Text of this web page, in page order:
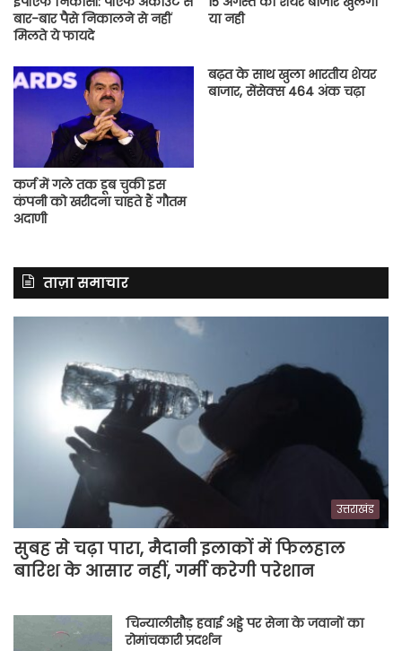
बार-बार पैसे निकालने से नहीं
मिलते ये फायदे
या नही
कर्ज में गले तक डूब चुकी इस
कंपनी को खरीदना चाहते हैं गौतम
अदाणी
बढ़त के साथ खुला भारतीय शेयर
बाजार, सेंसेक्स 464 अंक चढ़ा
ताज़ा समाचार
उत्तराखंड
सुबह से चढ़ा पारा, मैदानी इलाकों में फिलहाल
बारिश के आसार नहीं, गर्मी करेगी परेशान
चिन्यालीसौड़ हवाई अड्डे पर सेना के जवानों का
रोमांचकारी प्रदर्शन